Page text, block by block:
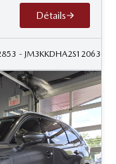
Détails
- JM3KKDHA2S1206366